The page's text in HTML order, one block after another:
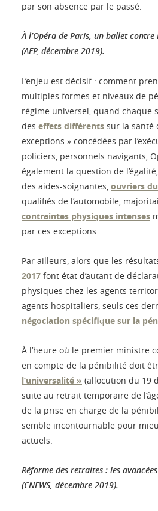
par son absence par le passé.
À l’Opéra de Paris, un ballet
(AFP, décembre 2019).
L’enjeu est décisif : comment
multiples formes et niveaux de
régime universel, quand chaque
des effets différents sur la santé
exceptions » concédées par
policiers, personnels navigants,
également la question de
des aides-soignantes, ouvriers
qualifiés de l’automobile,
contraintes physiques intenses
par ces exceptions.
Par ailleurs, alors que les
2017 font état d’autant de
physiques chez les agents
agents hospitaliers, seuls ces
négociation spécifique sur la
À l’heure où le premier ministre
en compte de la pénibilité doit
l’universalité » (allocution du 19
suite au retrait temporaire de
de la prise en charge de la
semble incontournable pour
actuels.
Réforme des retraites : les
(CNEWS, décembre 2019).